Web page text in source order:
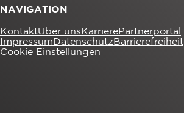
NAVIGATION
KontaktÜber uns KarrierePartnerportal
Impressum Datenschutz Barrierefreiheit
Cookie Einstellungen